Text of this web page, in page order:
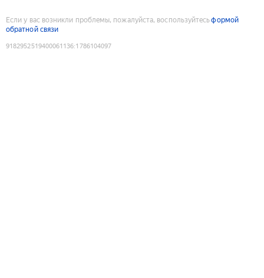
Если у вас возникли проблемы, пожалуйста, воспользуйтесьформой
обратной связи
9182952519400061136:1786104097